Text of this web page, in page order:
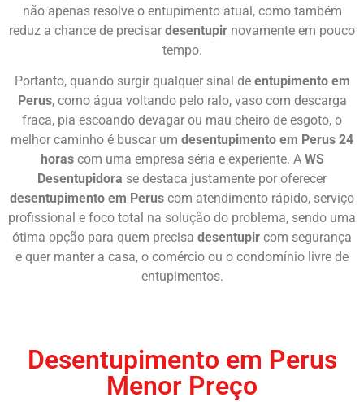
não apenas resolve o entupimento atual, como também
reduz a chance de precisar desentupir novamente em pouco
tempo.
Portanto, quando surgir qualquer sinal de entupimento em
Perus, como água voltando pelo ralo, vaso com descarga
fraca, pia escoando devagar ou mau cheiro de esgoto, o
melhor caminho é buscar um desentupimento em Perus 24
horascom uma empresa séria e experiente. A WS
Desentupidora se destaca justamente por oferecer
desentupimento em Perus com atendimento rápido, serviço
profissional e foco total na solução do problema, sendo uma
ótima opção para quem precisa desentupir com segurança
e quer manter a casa, o comércio ou o condomínio livre de
entupimentos.
Desentupimento em Perus
Menor Preço